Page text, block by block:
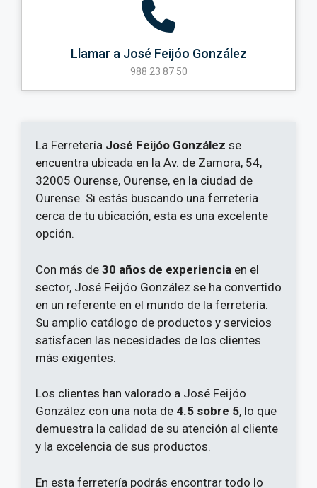
Llamar a José Feijóo González
988 23 87 50
La Ferretería José Feijóo González se
encuentra ubicada en la Av. de Zamora, 54,
32005 Ourense, Ourense, en la ciudad de
Ourense. Si estás buscando una ferretería
cerca de tu ubicación, esta es una excelente
opción.
Con más de 30 años de experiencia en el
sector, José Feijóo González se ha convertido
en un referente en el mundo de la ferretería.
Su amplio catálogo de productos y servicios
satisfacen las necesidades de los clientes
más exigentes.
Los clientes han valorado a José Feijóo
González con una nota de 4.5 sobre 5, lo que
demuestra la calidad de su atención al cliente
y la excelencia de sus productos.
En esta ferretería podrás encontrar todo lo